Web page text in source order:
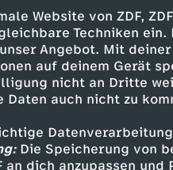
Website von ZDF,
Techniken
Angebot. Mit
auf deinem Gerät
nicht an Dritte
Daten auch nicht zu
Datenverarbeitung
Die Speicherung von
an dich anzupassen